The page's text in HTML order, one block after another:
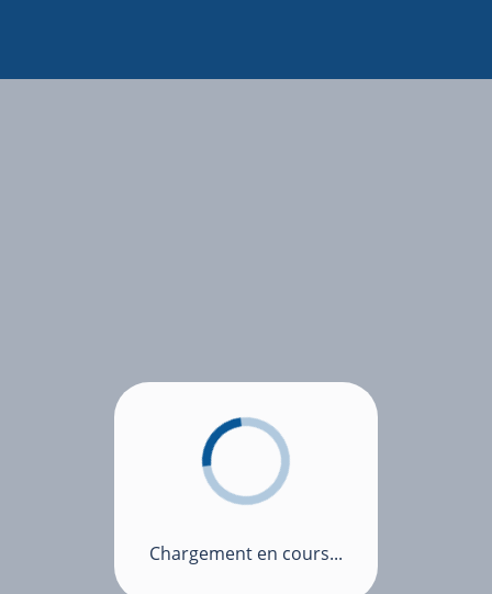
Chargement en cours...